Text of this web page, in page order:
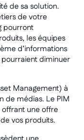
de sa solution.
de votre
pourront
les équipes
d’informations
diminuer
Management) à
de médias. Le PIM
une offre
vos produits.